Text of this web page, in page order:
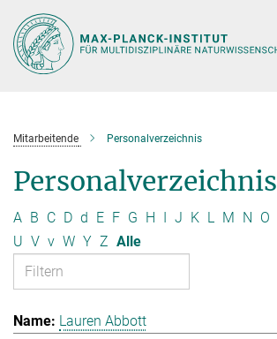
Hauptinhalt
Mitarbeitende Personalverzeichnis
Personalverzeichnis
A B C D d E F G H I J K L M N O
U V v W Y Z Alle
Lauren Abbott